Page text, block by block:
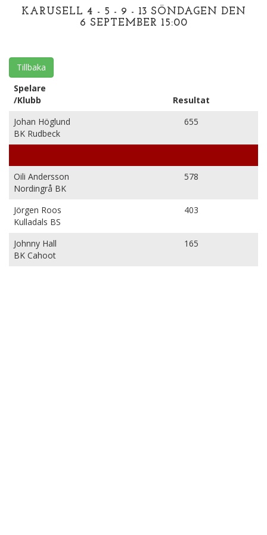
KARUSELL 4 - 5 - 9 - 13 SÖNDAGEN DEN
6 SEPTEMBER 15:00
Tillbaka
Spelare
/Klubb
Resultat
Johan Höglund
BK Rudbeck
655
Oili Andersson
Nordingrå BK
578
Jörgen Roos
Kulladals BS
403
Johnny Hall
BK Cahoot
165